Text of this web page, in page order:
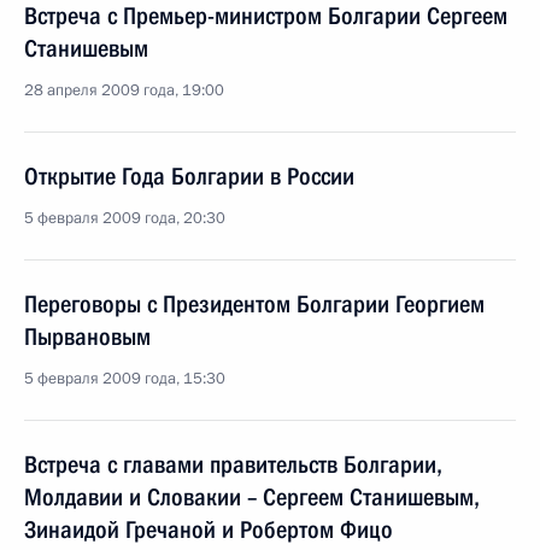
Встреча с Премьер-министром Болгарии Сергеем
Станишевым
28 апреля 2009 года, 19:00
Открытие Года Болгарии в России
5 февраля 2009 года, 20:30
Переговоры с Президентом Болгарии Георгием
Пырвановым
5 февраля 2009 года, 15:30
Встреча с главами правительств Болгарии,
Молдавии и Словакии – Сергеем Станишевым,
Зинаидой Гречаной и Робертом Фицо